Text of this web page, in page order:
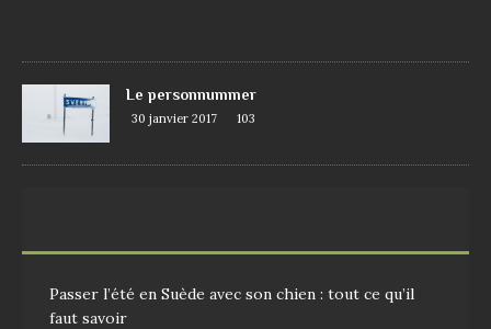
Le personnummer
30 janvier 2017 103
Passer l’été en Suède avec son chien : tout ce qu’il
faut savoir